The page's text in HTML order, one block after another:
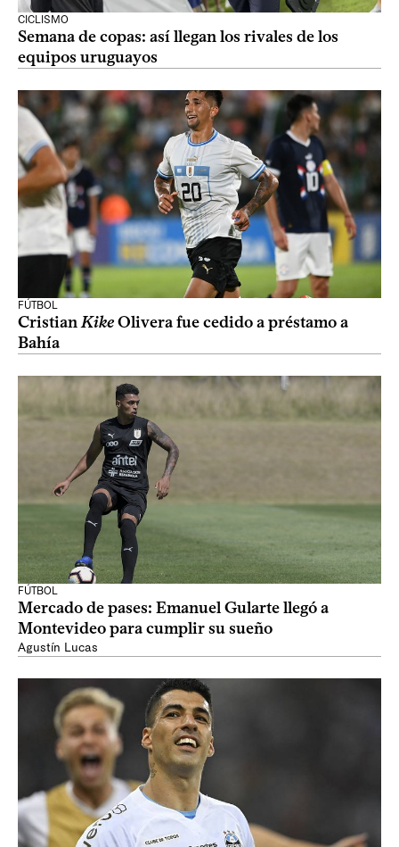
CICLISMO
Semana de copas: así llegan los rivales de los
equipos uruguayos
FÚTBOL
CristianKikeOlivera fue cedido a préstamo a
Bahía
FÚTBOL
Mercado de pases: Emanuel Gularte llegó a
Montevideo para cumplir su sueño
Agustín Lucas